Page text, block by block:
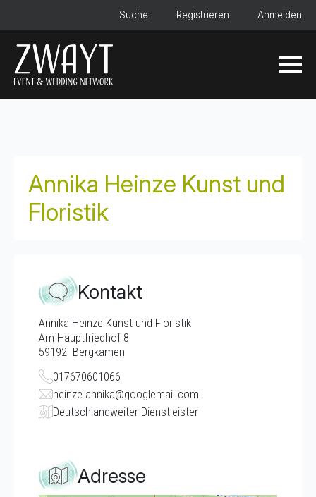
Suche Registrieren Anmelden
Annika Heinze Kunst und
Floristik
Kontakt
Annika Heinze Kunst und Floristik
Am Hauptfriedhof 8
59192 Bergkamen
017670601066
heinze.annika@googlemail.com
Deutschlandweiter Dienstleister
Adresse